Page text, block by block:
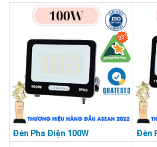
THƯƠNG HIỆU HÀNG
33%
Đèn Pha Điện 100W Đèn